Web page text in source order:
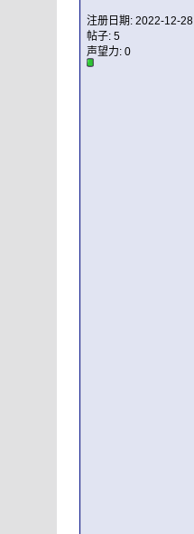
注册日期: 2022-12-28
帖子: 5
声望力: 0